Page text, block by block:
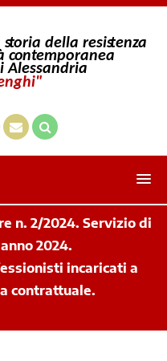
n. 2/2024. Servizio di
2024.
incaricati a
contrattuale.